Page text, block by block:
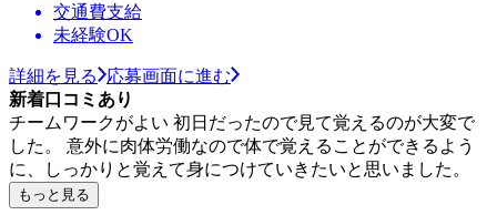
交通費支給
未経験OK
詳細を見る
応募画面に進む
新着口コミあり
チームワークがよい 初日だったので見て覚えるのが大変で
した。 意外に肉体労働なので体で覚えることができるよう
に、しっかりと覚えて身につけていきたいと思いました。
もっと見る